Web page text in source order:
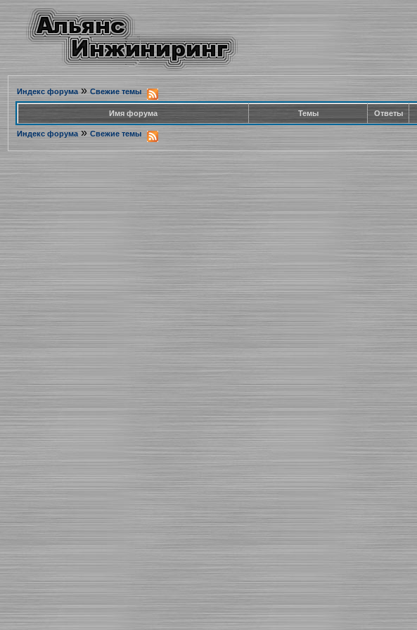
Индекс форума» Свежие темы
Имя форума Темы Ответы
Индекс форума » Свежие темы